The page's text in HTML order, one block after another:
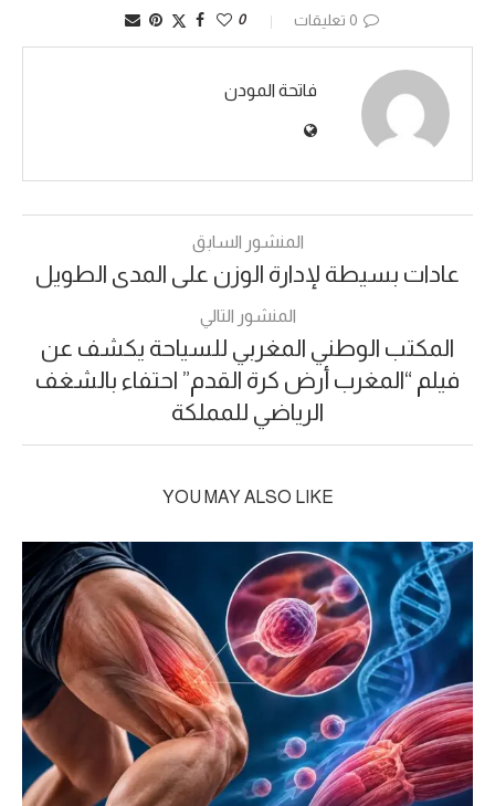
0 تعليقات 0
فاتحة المودن
المنشور السابق
عادات بسيطة لإدارة الوزن على المدى الطويل
المنشور التالي
المكتب الوطني المغربي للسياحة يكشف عن
فيلم “المغرب أرض كرة القدم” احتفاء بالشغف
الرياضي للمملكة
YOU MAY ALSO LIKE